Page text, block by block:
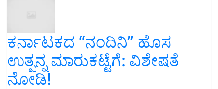
ಕರ್ನಾಟಕದ “ನಂದಿನಿ” ಹೊಸ
ಉತ್ಪನ್ನ ಮಾರುಕಟ್ಟೆಗೆ: ವಿಶೇಷತೆ
ನೋಡಿ!